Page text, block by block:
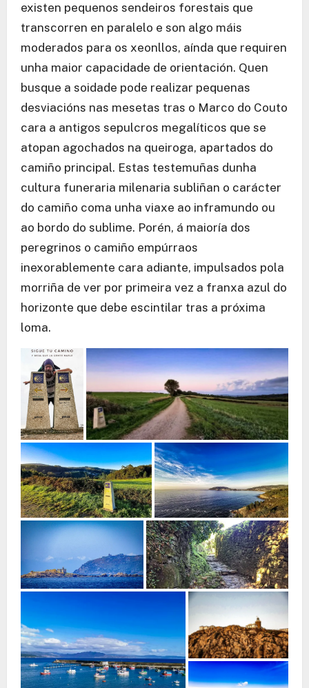
existen pequenos sendeiros forestais que
transcorren en paralelo e son algo máis
moderados para os xeonllos, aínda que requiren
unha maior capacidade de orientación. Quen
busque a soidade pode realizar pequenas
desviacións nas mesetas tras o Marco do Couto
cara a antigos sepulcros megalíticos que se
atopan agochados na queiroga, apartados do
camiño principal. Estas testemuñas dunha
cultura funeraria milenaria subliñan o carácter
do camiño coma unha viaxe ao inframundo ou
ao bordo do sublime. Porén, á maioría dos
peregrinos o camiño empúrraos
inexorablemente cara adiante, impulsados pola
morriña de ver por primeira vez a franxa azul do
horizonte que debe escintilar tras a próxima
loma.